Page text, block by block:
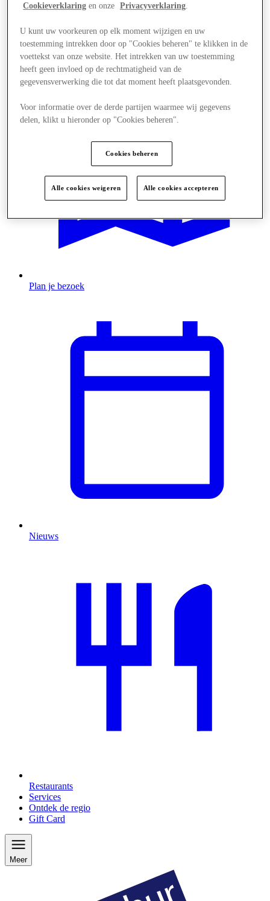
Aanbiedingen
Plan je bezoek
Nieuws
Restaurants
Services
Ontdek de regio
Gift Card
Meer
Cookieverklaring en onze Privacyverklaring.
U kunt uw voorkeuren op elk moment wijzigen en uw
toestemming intrekken door op "Cookies beheren" te klikken in de
voettekst van onze website. Het intrekken van uw toestemming
heeft geen invloed op de rechtmatigheid van de
gegevensverwerking die tot dat moment heeft plaatsgevonden.
Voor informatie over de derde partijen waarmee wij gegevens
delen, klikt u hieronder op "Cookies beheren".
Cookies beheren
Alle cookies weigeren Alle cookies accepteren